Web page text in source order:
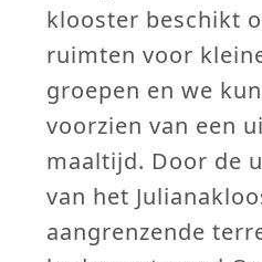
klooster beschikt
ruimten voor
groepen en we
voorzien van een
maaltijd. Door de
van het
aangrenzende